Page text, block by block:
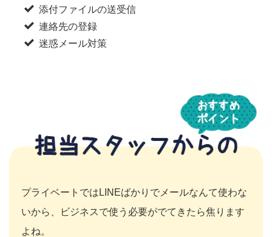
添付ファイルの送受信
連絡先の登録
迷惑メール対策
プライベートではLINEばかりでメールなんて使わな
いから、ビジネスで使う必要がでてきたら焦ります
よね。